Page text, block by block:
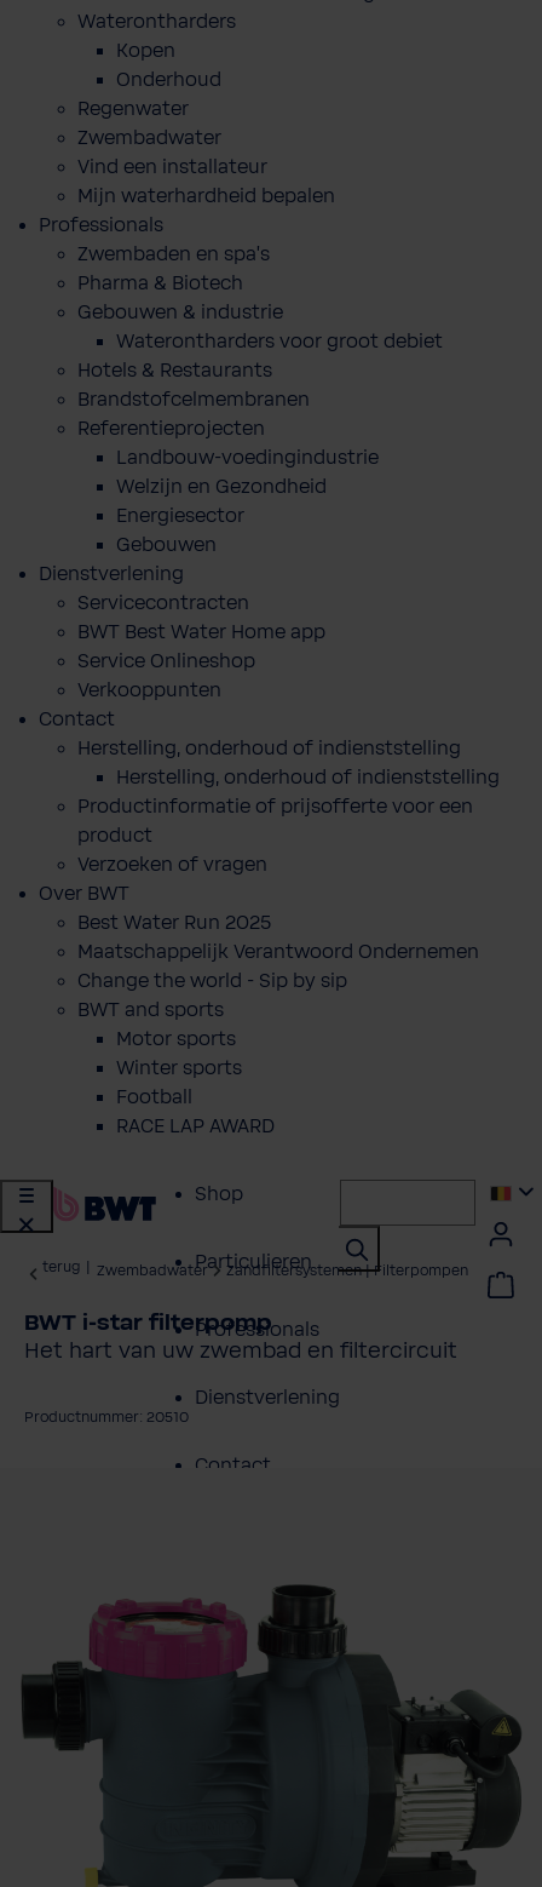
Waterontharders
Kopen
Onderhoud
Regenwater
Zwembadwater
Vind een installateur
Mijn waterhardheid bepalen
Professionals
Zwembaden en spa's
Pharma & Biotech
Gebouwen & industrie
Waterontharders voor groot debiet
Hotels & Restaurants
Brandstofcelmembranen
Referentieprojecten
Landbouw-voedingindustrie
Welzijn en Gezondheid
Energiesector
Gebouwen
Dienstverlening
Servicecontracten
BWT Best Water Home app
Service Onlineshop
Verkooppunten
Contact
Herstelling, onderhoud of indienststelling
Herstelling, onderhoud of indienststelling
Productinformatie of prijsofferte voor een
product
Verzoeken of vragen
Over BWT
Best Water Run 2025
Maatschappelijk Verantwoord Ondernemen
Change the world - Sip by sip
BWT and sports
Motor sports
Winter sports
Football
RACE LAP AWARD
Shop
Particulieren
Professionals
Dienstverlening
Contact
terug Zwembadwater Zandfiltersystemen | Filterpompen
BWT i-star filterpomp
Het hart van uw zwembad en filtercircuit
Productnummer: 20510